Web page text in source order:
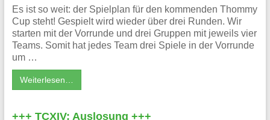
Es ist so weit: der Spielplan für den kommenden Thommy
Cup steht! Gespielt wird wieder über drei Runden. Wir
starten mit der Vorrunde und drei Gruppen mit jeweils vier
Teams. Somit hat jedes Team drei Spiele in der Vorrunde
um …
Weiterlesen…
+++ TCXIV: Auslosung +++